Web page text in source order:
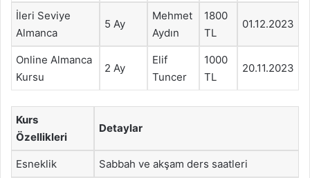
İleri Seviye
Almanca
5 Ay
Mehmet
Aydın
1800
TL
01.12.2023
Online Almanca
Kursu
2 Ay
Elif
Tuncer
1000
TL
20.11.2023
Kurs
Özellikleri
Detaylar
Esneklik Sabbah ve akşam ders saatleri